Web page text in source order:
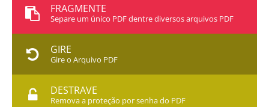
FRAGMENTE
Separe um único PDF dentre diversos arquivos PDF
GIRE
Gire o Arquivo PDF
DESTRAVE
Remova a proteção por senha do PDF